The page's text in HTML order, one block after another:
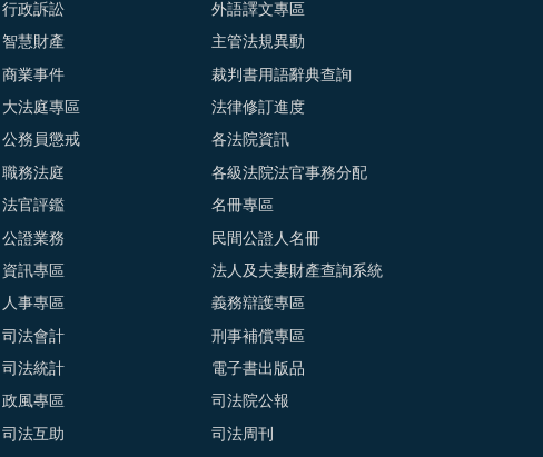
行政訴訟
智慧財產
商業事件
大法庭專區
公務員懲戒
職務法庭
法官評鑑
公證業務
資訊專區
人事專區
司法會計
司法統計
政風專區
司法互助
外語譯文專區
主管法規異動
裁判書用語辭典查詢
法律修訂進度
各法院資訊
各級法院法官事務分配
名冊專區
民間公證人名冊
法人及夫妻財產查詢系統
義務辯護專區
刑事補償專區
電子書出版品
司法院公報
司法周刊